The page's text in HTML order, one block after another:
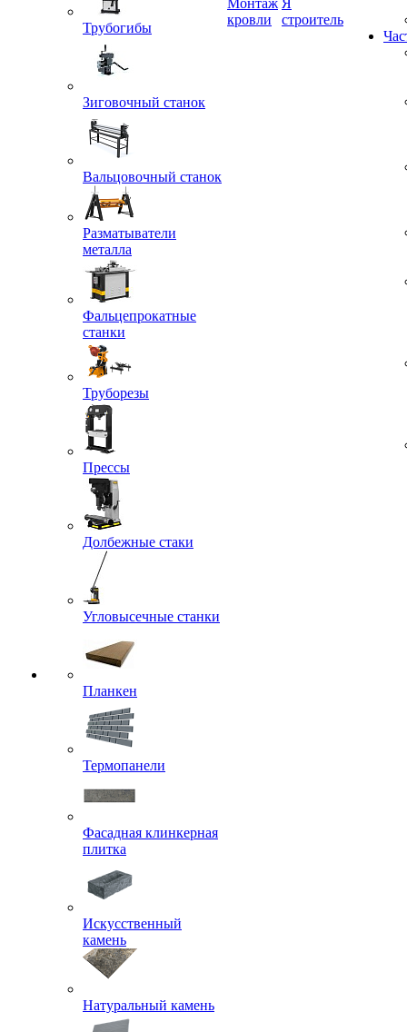
Трубогибы
Зиговочный станок
Вальцовочный станок
Разматыватели
металла
Фальцепрокатные
станки
Труборезы
Прессы
Долбежные стаки
Угловысечные станки
Планкен
Термопанели
Фасадная клинкерная
плитка
Искусственный
камень
Натуральный камень
Монтаж
кровли
Я
строитель